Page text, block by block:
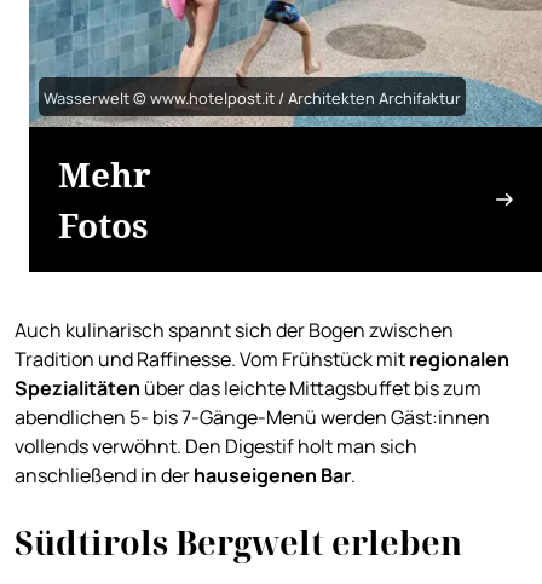
Wasserwelt © www.hotelpost.it / Architekten Archifaktur
Mehr
Fotos
Auch kulinarisch spannt sich der Bogen zwischen
Tradition und Raffinesse. Vom Frühstück mitregionalen
Spezialitäten über das leichte Mittagsbuffet bis zum
abendlichen 5- bis 7-Gänge-Menü werden Gäst:innen
vollends verwöhnt. Den Digestif holt man sich
anschließend in derhauseigenen Bar.
Südtirols Bergwelt erleben